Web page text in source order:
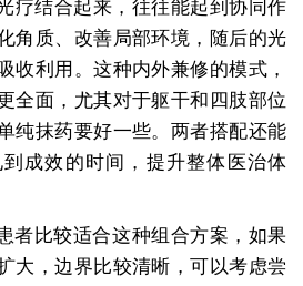
疗结合起来，往往能起到协同作
角质、改善局部环境，随后的光
收利用。这种内外兼修的模式，
全面，尤其对于躯干和四肢部位
纯抹药要好一些。两者搭配还能
成效的时间，提升整体医治体
者比较适合这种组合方案，如果
大，边界比较清晰，可以考虑尝